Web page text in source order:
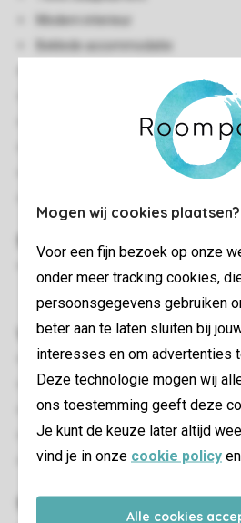
Mogen wij cookies plaatsen?
Voor een fijn bezoek op onze
onder meer tracking cookies,
persoonsgegevens gebruiken
beter aan te laten sluiten bij
interesses en om advertenties
Deze technologie mogen wij
ons toestemming geeft deze
Je kunt de keuze later altijd
vind je in onze cookie policy en
Alle cookies
Modern interieur
Beklede accommodatie
Centrale verwarming
Enkele traptreden naar
Slaapkamer(s)
Woon-/eetkamer
Eethoek
HDMI-aansluiting
Flatscreen-tv
Smart-tv
Streamingdiensten beschikbaar
Sanitair